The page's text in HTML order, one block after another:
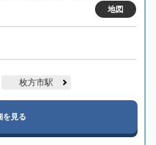
地図
枚方市駅
を見る